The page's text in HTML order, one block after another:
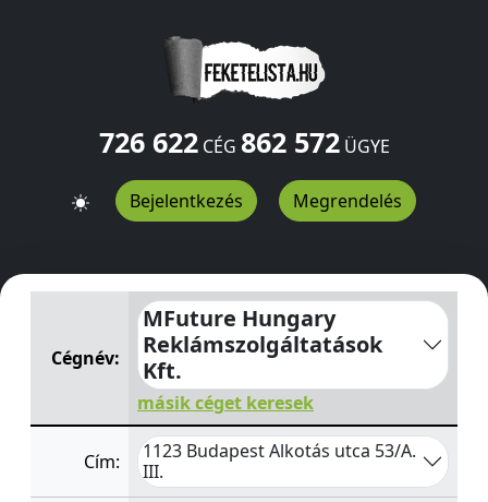
726 622CÉG 862 572ÜGYE
Bejelentkezés Megrendelés
MFuture Hungary Reklámszolgáltatások Kft.Alkotás
Cégnév:
MFuture Hungary
Reklámszolgáltatások
Kft.
másik céget keresek
Cím:
1123 Budapest Alkotás utca 53/A.
III.